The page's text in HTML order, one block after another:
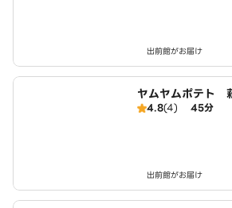
出前館がお届け
ヤムヤムポテト
4.8(4) 45分
出前館がお届け